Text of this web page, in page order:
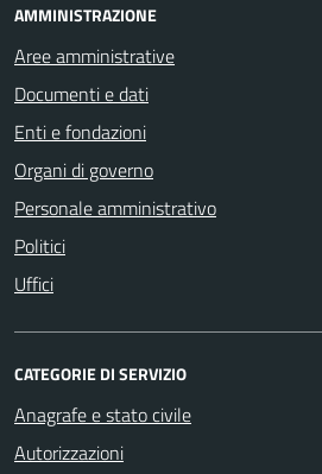
AMMINISTRAZIONE
Aree amministrative
Documenti e dati
Enti e fondazioni
Organi di governo
Personale amministrativo
Politici
Uffici
CATEGORIE DI SERVIZIO
Anagrafe e stato civile
Autorizzazioni